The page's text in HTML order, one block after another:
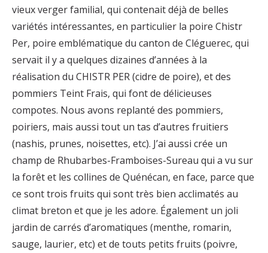
vieux verger familial, qui contenait déjà de belles
variétés intéressantes, en particulier la poire Chistr
Per, poire emblématique du canton de Cléguerec, qui
servait il y a quelques dizaines d’années à la
réalisation du CHISTR PER (cidre de poire), et des
pommiers Teint Frais, qui font de délicieuses
compotes. Nous avons replanté des pommiers,
poiriers, mais aussi tout un tas d’autres fruitiers
(nashis, prunes, noisettes, etc). J’ai aussi crée un
champ de Rhubarbes-Framboises-Sureau qui a vu sur
la forêt et les collines de Quénécan, en face, parce que
ce sont trois fruits qui sont très bien acclimatés au
climat breton et que je les adore. Également un joli
jardin de carrés d’aromatiques (menthe, romarin,
sauge, laurier, etc) et de touts petits fruits (poivre,